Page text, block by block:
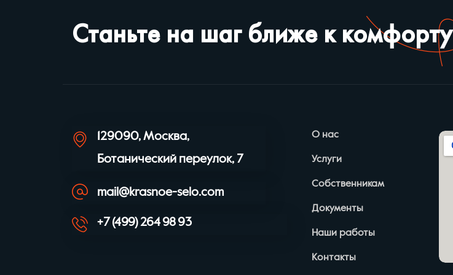
Станьте на шаг ближе к комфорту
129090, Москва,
Ботанический переулок, 7
mail@krasnoe-selo.com
+7 (499) 264 98 93
О нас
Услуги
Собственникам
Документы
Наши работы
Контакты